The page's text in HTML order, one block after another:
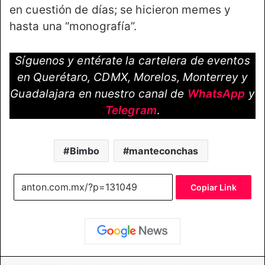
en cuestión de días; se hicieron memes y
hasta una “monografía”.
Síguenos y entérate la cartelera de eventos
en Querétaro, CDMX, Morelos, Monterrey y
Guadalajara en nuestro canal de WhatsApp y
Telegram.
Bimbo manteconchas
Copiar Link